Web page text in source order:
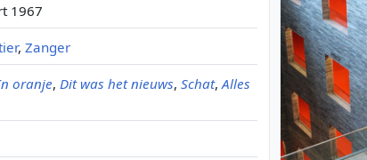
1967
,Zanger
oranje, Dit was het nieuws,Schat,Alles